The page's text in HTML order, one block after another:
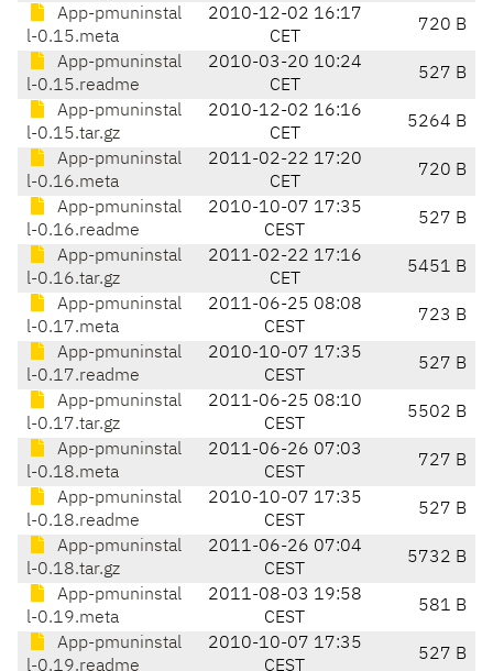
App-pmuninstal
l-0.15.meta
2010-12-02 16:17
CET
720 B
App-pmuninstal
l-0.15.readme
2010-03-20 10:24
CET
527 B
App-pmuninstal
l-0.15.tar.gz
2010-12-02 16:16
CET
5264 B
App-pmuninstal
l-0.16.meta
2011-02-22 17:20
CET
720 B
App-pmuninstal
l-0.16.readme
2010-10-07 17:35
CEST
527 B
App-pmuninstal
l-0.16.tar.gz
2011-02-22 17:16
CET
5451 B
App-pmuninstal
l-0.17.meta
2011-06-25 08:08
CEST
723 B
App-pmuninstal
l-0.17.readme
2010-10-07 17:35
CEST
527 B
App-pmuninstal
l-0.17.tar.gz
2011-06-25 08:10
CEST
5502 B
App-pmuninstal
l-0.18.meta
2011-06-26 07:03
CEST
727 B
App-pmuninstal
l-0.18.readme
2010-10-07 17:35
CEST
527 B
App-pmuninstal
l-0.18.tar.gz
2011-06-26 07:04
CEST
5732 B
App-pmuninstal
l-0.19.meta
2011-08-03 19:58
CEST
581 B
App-pmuninstal
l-0.19.readme
2010-10-07 17:35
CEST
527 B